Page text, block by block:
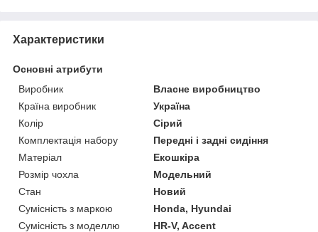
Характеристики
Основні атрибути
Виробник
Власне виробництво
Країна виробник
Україна
Колір
Сірий
Комплектація набору
Передні і задні сидіння
Матеріал
Екошкіра
Розмір чохла
Модельний
Стан
Новий
Сумісність з маркою
Honda, Hyundai
Сумісність з моделлю
HR-V, Accent